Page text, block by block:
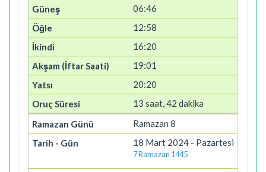
06:46
12:58
16:20
19:01
20:20
13 saat, 42 dakika
Ramazan 8
18 Mart 2024 - Pazartesi
7 Ramazan 1445